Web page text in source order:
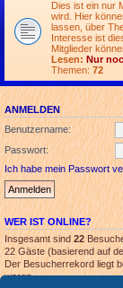
Dies ist ein nur
wird. Hier
lassen, über
Interesse ist
Mitglieder
Lesen: Nur
Themen: 72
ANMELDEN
Benutzername:
Passwort:
Ich habe mein Passwort
WER IST ONLINE?
Insgesamt sind22
22 Gäste (basierend auf
Der Besucherrekord liegt
waren.